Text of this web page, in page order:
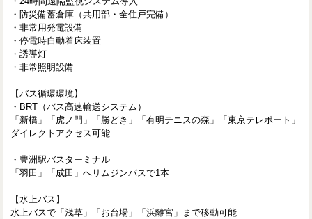
・防災備蓄倉庫（共用部・全住戸完備）
・非常用発電設備
・停電時自動着床装置
・誘導灯
・非常照明設備
【バス循環環境】
・BRT（バス高速輸送システム）
「新橋」「虎ノ門」「勝どき」「有明テニスの森」「東京テレポート」
ダイレクトアクセス可能
・豊洲駅バスターミナル
「羽田」「成田」へリムジンバスで1本
【水上バス】
水上バスで「浅草」「お台場」「浜離宮」まで移動可能